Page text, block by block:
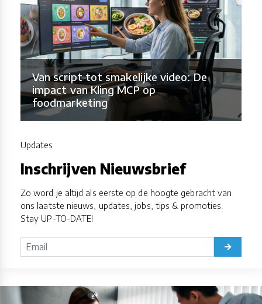
Van script tot smakelijke video: De
impact van Kling MCP op
foodmarketing
Updates
Inschrijven Nieuwsbrief
Zo word je altijd als eerste op de hoogte gebracht van
ons laatste nieuws, updates, jobs, tips & promoties.
Stay UP-TO-DATE!